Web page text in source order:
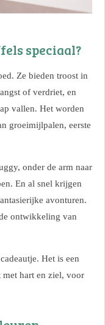
speciaal?
Ze bieden troost in
of verdriet, en
vallen. Het worden
groeimijlpalen, eerste
onder de arm naar
En al snel krijgen
avonturen.
ontwikkeling van
Het is een
hart en ziel, voor